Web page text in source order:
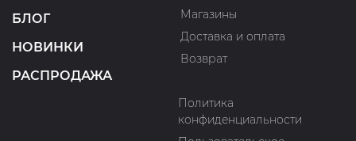
БЛОГ
НОВИНКИ
РАСПРОДАЖА
Магазины
Доставка и оплата
Возврат
Политика
конфиденциальности